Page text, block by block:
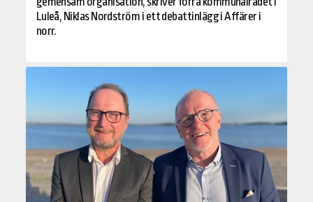
Luleå, Niklas Nordström i ett debattinlägg i Affärer i
norr.